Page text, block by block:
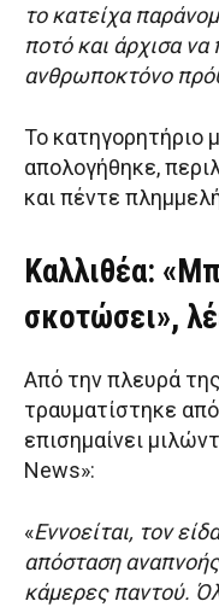
το κατείχα
ποτό και άρχισα
ανθρωποκτόνο
Το κατηγορητήριο
απολογήθηκε,
και πέντε
Καλλιθέα:
σκοτώσει»,
Από την πλευρά
τραυματίστηκε
επισημαίνει
News»:
«Εννοείται, τον
απόσταση
κάμερες παντού.